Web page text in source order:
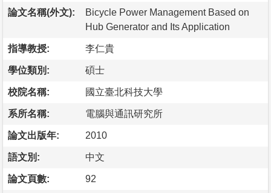
論文名稱(外文):
Bicycle Power Management Based on
Hub Generator and Its Application
指導教授: 李仁貴
學位類別: 碩士
校院名稱: 國立臺北科技大學
系所名稱: 電腦與通訊研究所
論文出版年: 2010
語文別: 中文
論文頁數: 92